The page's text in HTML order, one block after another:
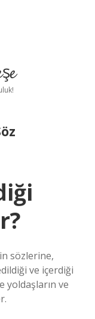
ve içerdiği
yoldaşların ve